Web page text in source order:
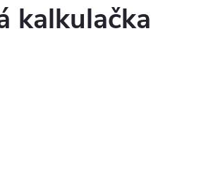
kalkulačka